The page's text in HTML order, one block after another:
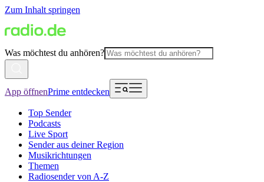
Zum Inhalt springen
Was möchtest du anhören?
App öffnenPrime entdecken
Top Sender
Podcasts
Live Sport
Sender aus deiner Region
Musikrichtungen
Themen
Radiosender von A-Z